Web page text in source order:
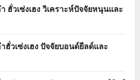
ฮั่วเซ่งเฮง วิเคราะห์ปัจจัยหนุนและ
วเซ่งเฮง ปัจจัยบอนด์ยีลด์และ